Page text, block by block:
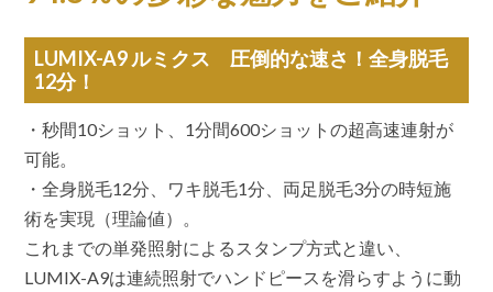
LUMIX-A9 ルミクス 圧倒的な速さ！全身脱毛
12分！
・秒間10ショット、1分間600ショットの超高速連射が
可能。
・全身脱毛12分、ワキ脱毛1分、両足脱毛3分の時短施
術を実現（理論値）。
これまでの単発照射によるスタンプ方式と違い、
LUMIX-A9は連続照射でハンドピースを滑らすように動